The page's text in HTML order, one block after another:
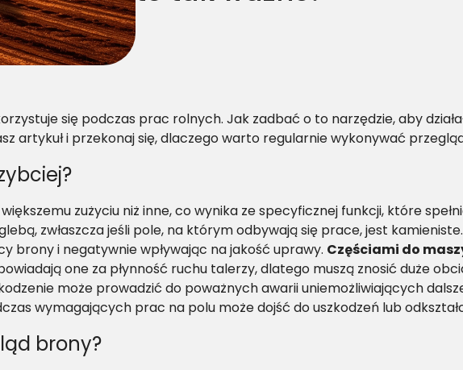
się podczas prac rolnych. Jak zadbać o to narzędzie, aby
artykuł i przekonaj się, dlaczego warto regularnie wykonywać
zużyciu niż inne, co wynika ze specyficznej funkcji, które
zwłaszcza jeśli pole, na którym odbywają się prace, jest
brony i negatywnie wpływając na jakość uprawy. Częściami do
one za płynność ruchu talerzy, dlatego muszą znosić duże
może prowadzić do poważnych awarii uniemożliwiających
wymagających prac na polu może dojść do uszkodzeń lub
brony?